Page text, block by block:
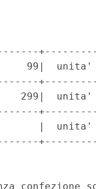
99|  unita'
299|  unita'
|  unita'
confezione